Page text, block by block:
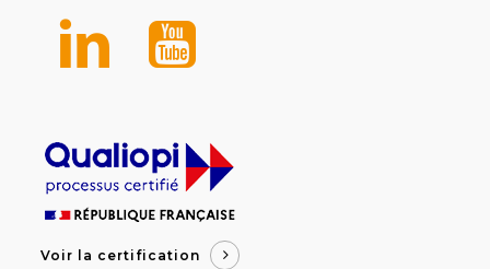
Voir la certification